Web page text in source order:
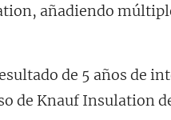
añadiendo
de 5 años de
de Knauf Insulation